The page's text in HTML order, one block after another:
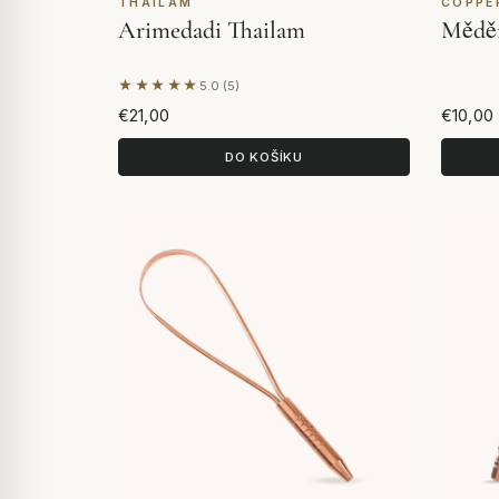
Arimedadi Thailam
★★★★★ 5.0 (5)
Na základě 5 hodnocení
€21,00
DO KOŠÍKU
€10,00